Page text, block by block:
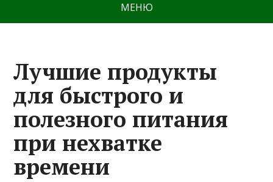
МЕНЮ
Лучшие продукты
для быстрого и
полезного питания
при нехватке
времени